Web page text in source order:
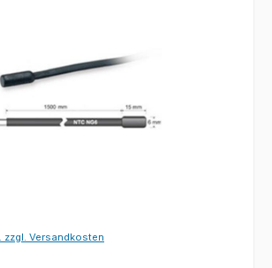
zzgl. Versandkosten